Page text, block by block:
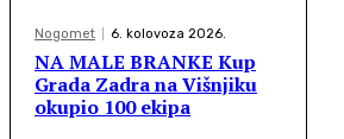
Nogomet 6. kolovoza 2026.
NA MALE BRANKE Kup
Grada Zadra na Višnjiku
okupio 100 ekipa